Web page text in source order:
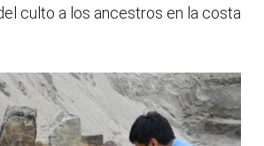
culto a los ancestros en la costa